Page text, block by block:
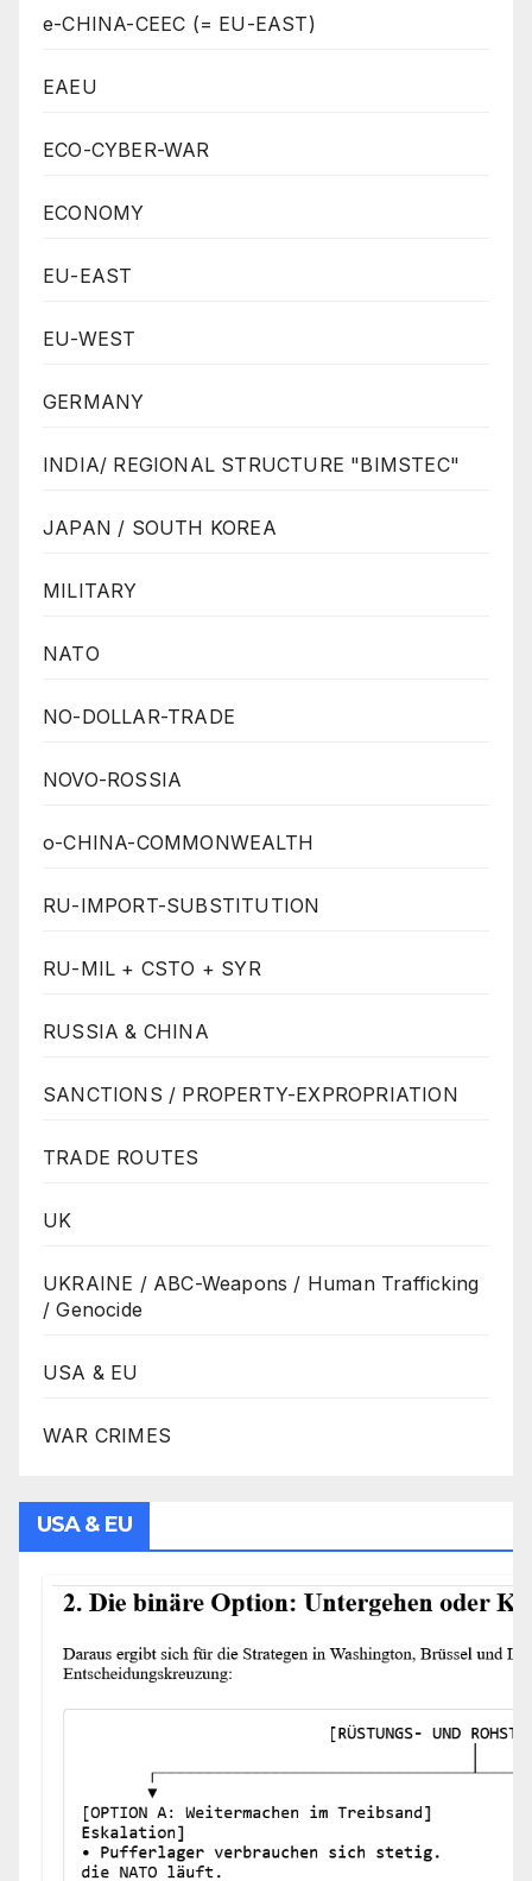
e-CHINA-CEEC (= EU-EAST)
EAEU
ECO-CYBER-WAR
ECONOMY
EU-EAST
EU-WEST
GERMANY
INDIA/ REGIONAL STRUCTURE "BIMSTEC"
JAPAN / SOUTH KOREA
MILITARY
NATO
NO-DOLLAR-TRADE
NOVO-ROSSIA
o-CHINA-COMMONWEALTH
RU-IMPORT-SUBSTITUTION
RU-MIL + CSTO + SYR
RUSSIA & CHINA
SANCTIONS / PROPERTY-EXPROPRIATION
TRADE ROUTES
UK
UKRAINE / ABC-Weapons / Human Trafficking
/ Genocide
USA & EU
WAR CRIMES
USA & EU